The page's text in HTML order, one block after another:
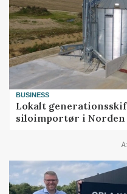
BUSINESS
Lokalt
siloimportør i Norden